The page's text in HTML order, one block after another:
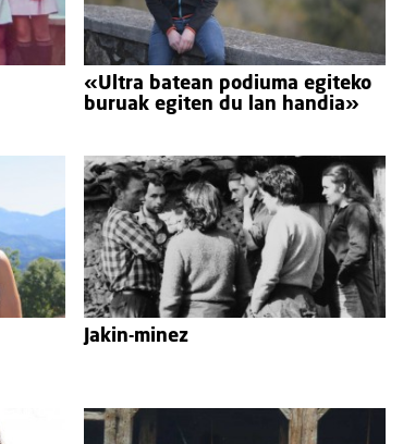
«Ultra batean podiuma egiteko
buruak egiten du lan handia»
Jakin-minez